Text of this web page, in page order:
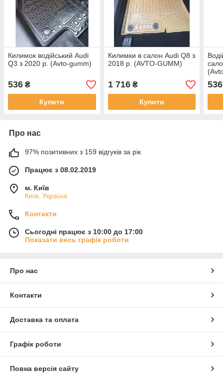
Килимок водійський Audi
Q3 з 2020 р. (Avto-gumm)
536 ₴
Купити
Килимки в салон Audi Q8 з
2018 р. (AVTO-GUMM)
1 716₴
Купити
536
Про нас
97% позитивних з 159 відгуків за рік
Працює з 08.02.2019
м. Київ
Київ, Україна
Контакти
Сьогодні працює з 10:00 до 17:00
Показати весь графік роботи
Про нас
Контакти
Доставка та оплата
Графік роботи
Повна версія сайту